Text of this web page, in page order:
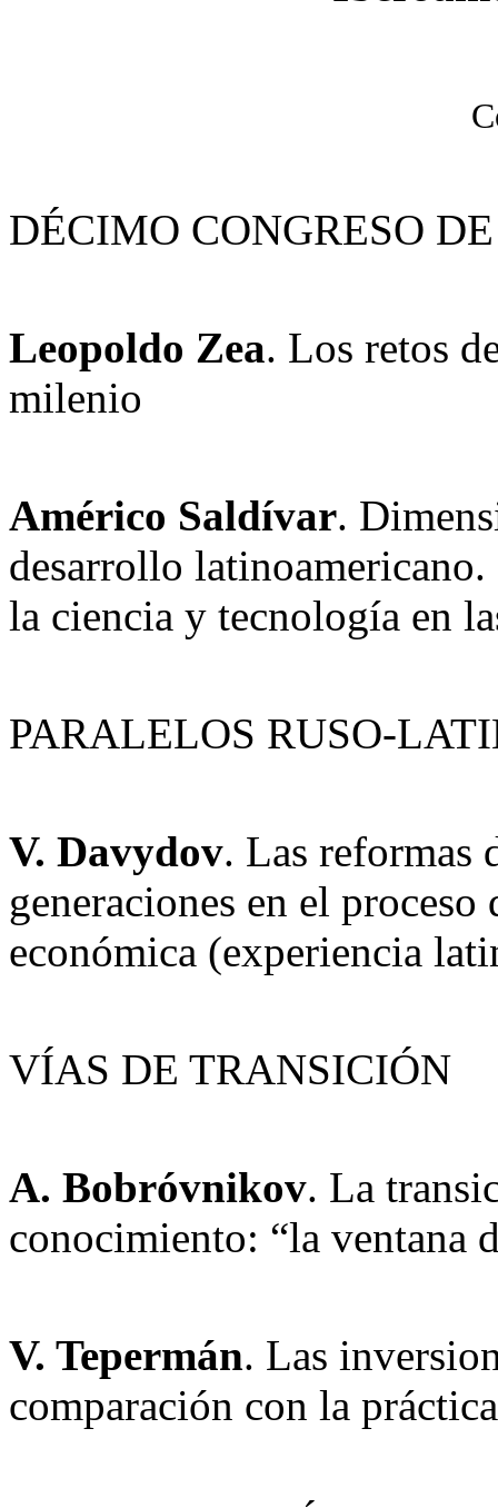
DÉCIMO CONGRESO
Leopoldo Zea. Los retos
milenio
Américo Saldívar.
desarrollo
la ciencia y tecnología en
PARALELOS RUSO-
V. Davydov. Las reformas
generaciones en el
económica (experiencia
VÍAS DE TRANSICIÓN
A. Bobróvnikov. La
conocimiento: “la ventana
V. Tepermán. Las
comparación con la